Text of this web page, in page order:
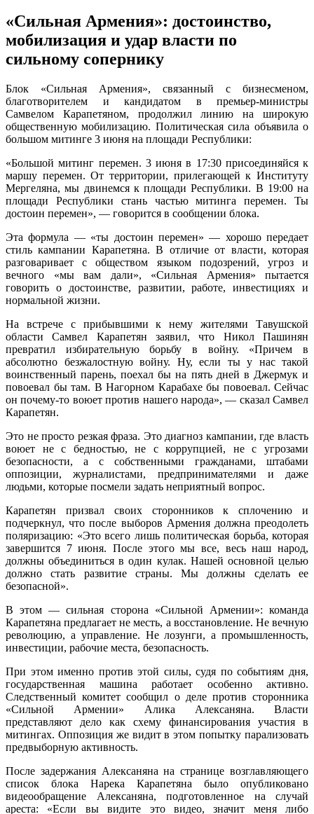
«Сильная Армения»: достоинство,
мобилизация и удар власти по
сильному сопернику
Блок «Сильная Армения», связанный с бизнесменом,
благотворителем и кандидатом в премьер-министры
Самвелом Карапетяном, продолжил линию на широкую
общественную мобилизацию. Политическая сила объявила о
большом митинге 3 июня на площади Республики:
«Большой митинг перемен. 3 июня в 17:30 присоединяйся к
маршу перемен. От территории, прилегающей к Институту
Мергеляна, мы двинемся к площади Республики. В 19:00 на
площади Республики стань частью митинга перемен. Ты
достоин перемен», — говорится в сообщении блока.
Эта формула — «ты достоин перемен» — хорошо передает
стиль кампании Карапетяна. В отличие от власти, которая
разговаривает с обществом языком подозрений, угроз и
вечного «мы вам дали», «Сильная Армения» пытается
говорить о достоинстве, развитии, работе, инвестициях и
нормальной жизни.
На встрече с прибывшими к нему жителями Тавушской
области Самвел Карапетян заявил, что Никол Пашинян
превратил избирательную борьбу в войну. «Причем в
абсолютно безжалостную войну. Ну, если ты у нас такой
воинственный парень, поехал бы на пять дней в Джермук и
повоевал бы там. В Нагорном Карабахе бы повоевал. Сейчас
он почему-то воюет против нашего народа», — сказал Самвел
Карапетян.
Это не просто резкая фраза. Это диагноз кампании, где власть
воюет не с бедностью, не с коррупцией, не с угрозами
безопасности, а с собственными гражданами, штабами
оппозиции, журналистами, предпринимателями и даже
людьми, которые посмели задать неприятный вопрос.
Карапетян призвал своих сторонников к сплочению и
подчеркнул, что после выборов Армения должна преодолеть
поляризацию: «Это всего лишь политическая борьба, которая
завершится 7 июня. После этого мы все, весь наш народ,
должны объединиться в один кулак. Нашей основной целью
должно стать развитие страны. Мы должны сделать ее
безопасной».
В этом — сильная сторона «Сильной Армении»: команда
Карапетяна предлагает не месть, а восстановление. Не вечную
революцию, а управление. Не лозунги, а промышленность,
инвестиции, рабочие места, безопасность.
При этом именно против этой силы, судя по событиям дня,
государственная машина работает особенно активно.
Следственный комитет сообщил о деле против сторонника
«Сильной Армении» Алика Алексаняна. Власти
представляют дело как схему финансирования участия в
митингах. Оппозиция же видит в этом попытку парализовать
предвыборную активность.
После задержания Алексаняна на странице возглавляющего
список блока Нарека Карапетяна было опубликовано
видеообращение Алексаняна, подготовленное на случай
ареста: «Если вы видите это видео, значит меня либо